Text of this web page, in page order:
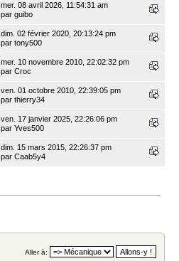
mer. 08 avril 2026, 11:54:31 am
par guibo
dim. 02 février 2020, 20:13:24 pm
par tony500
mer. 10 novembre 2010, 22:02:32 pm
par Croc
ven. 01 octobre 2010, 22:39:05 pm
par thierry34
ven. 17 janvier 2025, 22:26:06 pm
par Yves500
dim. 15 mars 2015, 22:26:37 pm
par Caab5y4
Aller à: